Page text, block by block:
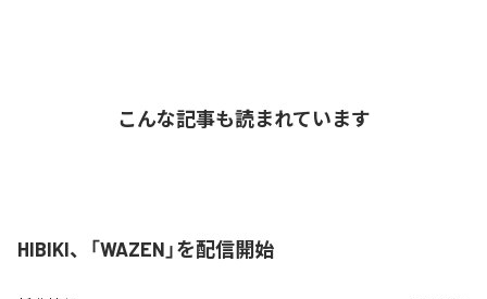
こんな記事も読まれています
HIBIKI、「WAZEN」を配信開始